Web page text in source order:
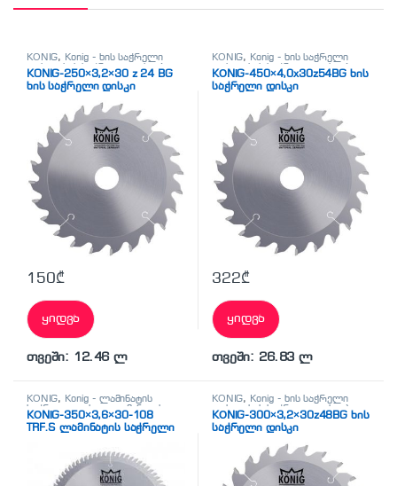
KÖNİG, Konig - ხის საჭრელი
დისკი,ხის საჭრელი დისკები
KONIG-250×3,2×30 z 24 BG
ხის საჭრელი დისკი
150₾
ყიდვა
თვეში: 12.46 ლ
KÖNİG, Konig - ხის საჭრელი
დისკი,ხის საჭრელი დისკები
KÖNİG-450×4,0x30z54BG ხის
საჭრელი დისკი
322₾
ყიდვა
თვეში: 26.83 ლ
KÖNİG, Konig - ლამინატის
საჭრელი დისკი, ლამინატის
საჭრელი დისკები
KÖNİG-350×3,6×30-108
TRF.S ლამინატის საჭრელი
KÖNİG, Konig - ხის საჭრელი
დისკი,ხის საჭრელი დისკები
KÖNİG-300×3,2×30z48BG ხის
საჭრელი დისკი